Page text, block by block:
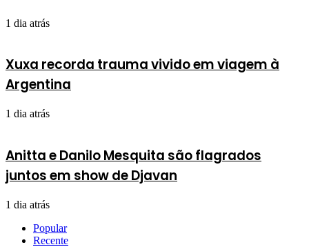
1 dia atrás
Xuxa recorda trauma vivido em viagem à
Argentina
1 dia atrás
Anitta e Danilo Mesquita são flagrados
juntos em show de Djavan
1 dia atrás
Popular
Recente